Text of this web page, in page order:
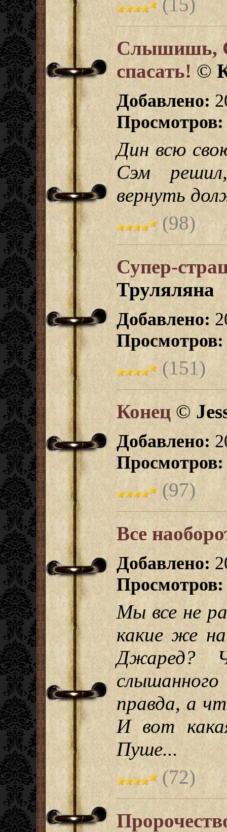
Слышишь,
спасать! ©
Добавлено:
Просмотров:
Дин всю
Сэм
вернуть
(98)
Супер-
Труляляна
Добавлено:
Просмотров:
(151)
Конец©
Добавлено:
Просмотров:
(97)
Все
Добавлено:
Просмотров:
Мы все не
какие же
Джаред?
правда, а
И вот
Пуше...
(72)